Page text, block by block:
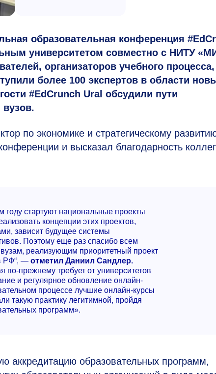
образовательная конференция
университетом совместно с НИТУ
организаторов учебного процесса,
более 100 экспертов в области
#EdCrunch Ural обсудили пути
по экономике и стратегическому
и высказал благодарность
году стартуют национальные проекты
концепции этих проектов,
зависит будущее системы
Поэтому еще раз спасибо всем
реализующим приоритетный проект
РФ“, — отметил Даниил Сандлер.
прежнему требует от университетов
и регулярное обновление онлайн-
процессе лучшие онлайн-курсы
такую практику легитимной, пройдя
программ».
аккредитацию образовательных программ,